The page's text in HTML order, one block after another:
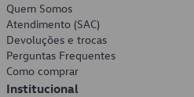
Quem Somos
Atendimento (SAC)
Devoluções e trocas
Perguntas Frequentes
Como comprar
Institucional